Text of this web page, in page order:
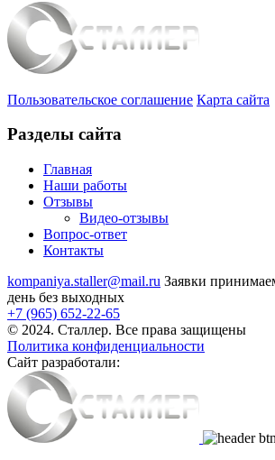
Пользовательское соглашение Карта сайта
Разделы сайта
Главная
Наши работы
Отзывы
Видео-отзывы
Вопрос-ответ
Контакты
kompaniya.staller@mail.ru Заявки
день без выходных
+7 (965) 652-22-65
© 2024. Сталлер. Все права защищены
Политика конфиденциальности
Сайт разработали: